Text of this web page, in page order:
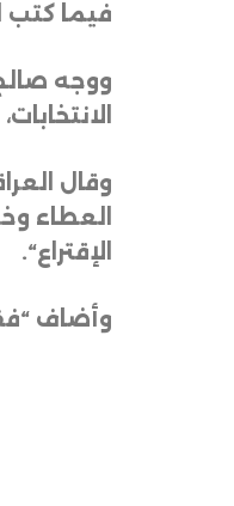
فيما كتب
ووجه
وقال
العطاء
الإقتراع“.
وأضاف